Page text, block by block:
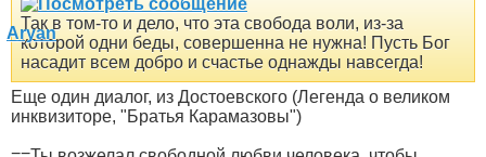
Так в том-то и дело, что эта свобода воли, из-за
которой одни беды, совершенна не нужна! Пусть Бог
насадит всем добро и счастье однажды навсегда!
Еще один диалог, из Достоевского (Легенда о великом
инквизиторе, "Братья Карамазовы")